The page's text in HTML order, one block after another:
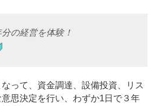
研修について
の経営を体験！
って、資金調達、設備投資、リス
思決定を行い、わずか1日で３年